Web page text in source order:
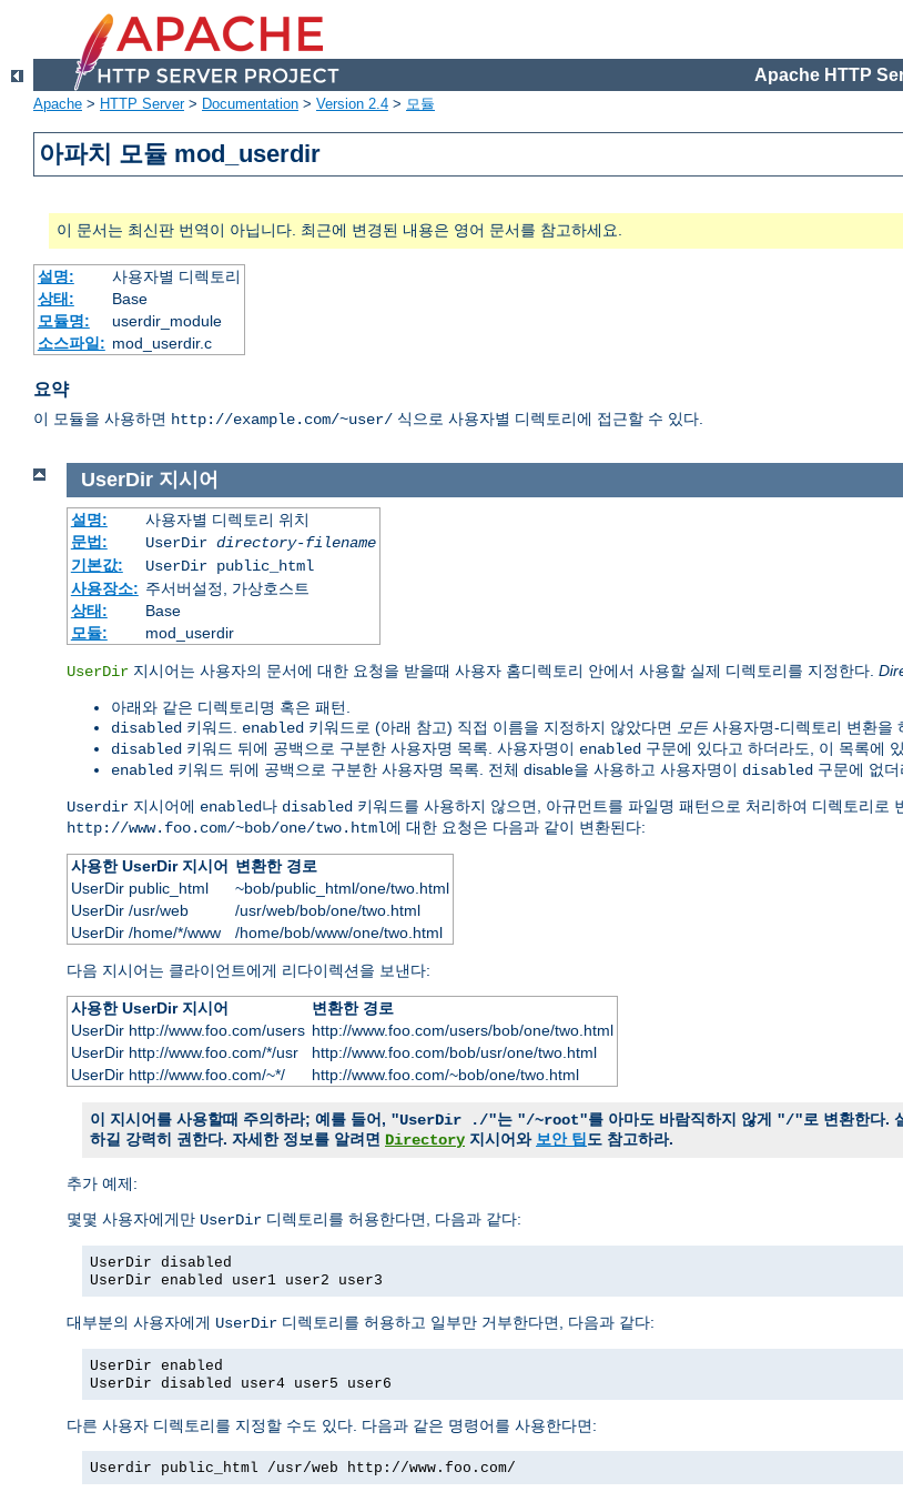
Apache HTTP
Apache > HTTP Server> Documentation > Version 2.4 > 모듈
아파치 모듈 mod_userdir
이 문서는 최신판 번역이 아닙니다. 최근에 변경된 내용은 영어 문서를 참고하세요.
설명:
사용자별 디렉토리
상태:
Base
모듈명:
userdir_module
소스파일: mod_userdir.c
요약
이 모듈을 사용하면 http://example.com/~user/ 식으로 사용자별 디렉토리에 접근할 수 있다.
UserDir 지시어
설명:
사용자별 디렉토리 위치
문법:
UserDir directory-filename
기본값:
UserDir public_html
사용장소: 주서버설정, 가상호스트
상태:
Base
모듈:
mod_userdir
UserDir 지시어는 사용자의 문서에 대한 요청을 받을때 사용자 홈디렉토리 안에서 사용할 실제 디렉토리를 지정한다.
아래와 같은 디렉토리명 혹은 패턴.
disabled 키워드. enabled 키워드로 (아래 참고) 직접 이름을 지정하지 않았다면 모든 사용자명-디렉토리 변환을
disabled 키워드 뒤에 공백으로 구분한 사용자명 목록. 사용자명이 enabled 구문에 있다고 하더라도, 이 목록에
enabled 키워드 뒤에 공백으로 구분한 사용자명 목록. 전체 disable을 사용하고 사용자명이 disabled 구문에 없
Userdir 지시어에 enabled나 disabled 키워드를 사용하지 않으면, 아규먼트를 파일명 패턴으로 처리하여 디렉토리로
http://www.foo.com/~bob/one/two.html에 대한 요청은 다음과 같이 변환된다:
사용한 UserDir 지시어
변환한 경로
UserDir public_html
~bob/public_html/one/two.html
UserDir /usr/web
/usr/web/bob/one/two.html
UserDir /home/*/www
/home/bob/www/one/two.html
다음 지시어는 클라이언트에게 리다이렉션을 보낸다:
사용한 UserDir 지시어
변환한 경로
UserDir http://www.foo.com/users http://www.foo.com/users/bob/one/two.html
UserDir http://www.foo.com/*/usr
http://www.foo.com/bob/usr/one/two.html
UserDir http://www.foo.com/~*/
http://www.foo.com/~bob/one/two.html
이 지시어를 사용할때 주의하라; 예를 들어, "UserDir ./"는 "/~root"를 아마도 바람직하지 않게 "/"로 변환한다.
하길 강력히 권한다. 자세한 정보를 알려면 Directory 지시어와 보안 팁 도 참고하라.
추가 예제:
몇몇 사용자에게만 UserDir 디렉토리를 허용한다면, 다음과 같다:
UserDir disabled
UserDir enabled user1 user2 user3
대부분의 사용자에게 UserDir 디렉토리를 허용하고 일부만 거부한다면, 다음과 같다:
UserDir enabled
UserDir disabled user4 user5 user6
다른 사용자 디렉토리를 지정할 수도 있다. 다음과 같은 명령어를 사용한다면:
Userdir public_html /usr/web http://www.foo.com/